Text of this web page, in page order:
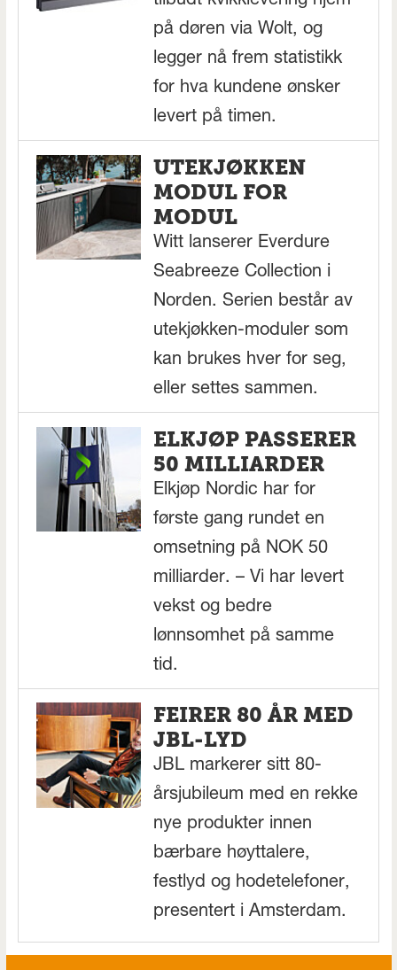
på døren via Wolt, og
legger nå frem statistikk
for hva kundene ønsker
levert på timen.
UTEKJØKKEN
MODUL FOR
MODUL
Witt lanserer Everdure
Seabreeze Collection i
Norden. Serien består av
utekjøkken-moduler som
kan brukes hver for seg,
eller settes sammen.
ELKJØP PASSERER
50 MILLIARDER
Elkjøp Nordic har for
første gang rundet en
omsetning på NOK 50
milliarder. – Vi har levert
vekst og bedre
lønnsomhet på samme
tid.
FEIRER 80 ÅR MED
JBL-LYD
JBL markerer sitt 80-
årsjubileum med en rekke
nye produkter innen
bærbare høyttalere,
festlyd og hodetelefoner,
presentert i Amsterdam.